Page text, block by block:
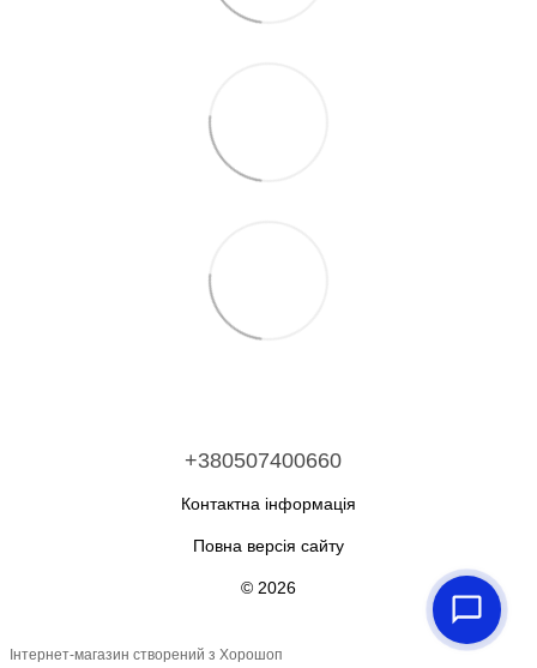
+380507400660
Контактна інформація
Повна версія сайту
© 2026
Інтернет-магазин створений з Хорошоп